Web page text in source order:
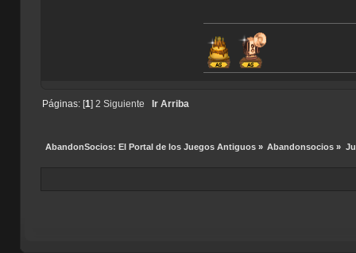
Páginas: [1] 2 Siguiente Ir Arriba
AbandonSocios: El Portal de los Juegos Antiguos» Abandonsocios »